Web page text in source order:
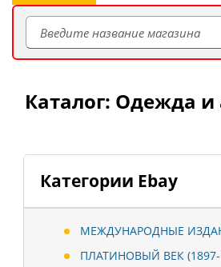
Категории Ebay
МЕЖДУНАРОДНЫЕ
ПЛАТИНОВЫЙ ВЕК (1897-
Каталог: Одежда и